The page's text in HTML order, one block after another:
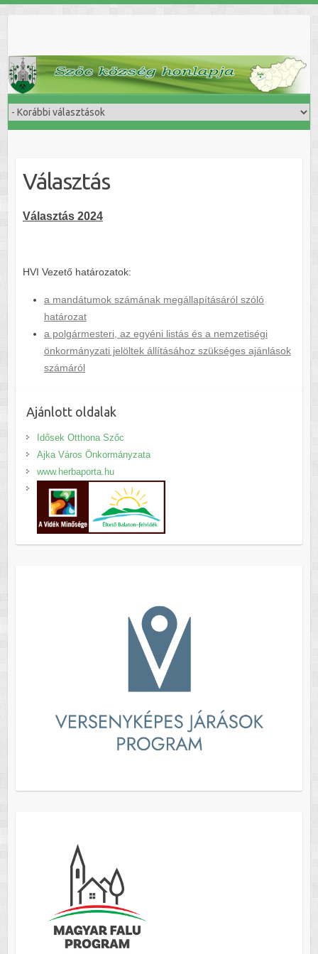
Választás
Választás 2024
HVI Vezető határozatok:
a mandátumok számának megállapításáról szóló
határozat
a polgármesteri, az egyéni listás és a nemzetiségi
önkormányzati jelöltek állításához szükséges ajánlások
számáról
Ajánlott oldalak
Idősek Otthona Szőc
Ajka Város Önkormányzata
www.herbaporta.hu